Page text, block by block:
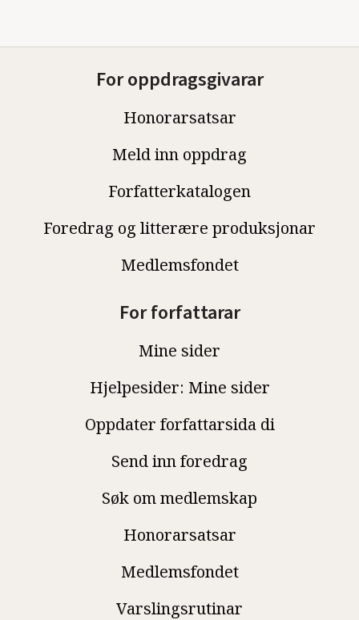
For oppdragsgivarar
Honorarsatsar
Meld inn oppdrag
Forfatterkatalogen
Foredrag og litterære produksjonar
Medlemsfondet
For forfattarar
Mine sider
Hjelpesider: Mine sider
Oppdater forfattarsida di
Send inn foredrag
Søk om medlemskap
Honorarsatsar
Medlemsfondet
Varslingsrutinar